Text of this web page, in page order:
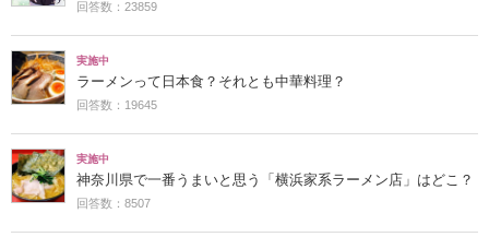
回答数：23859
実施中
ラーメンって日本食？それとも中華料理？
回答数：19645
実施中
神奈川県で一番うまいと思う「横浜家系ラーメン店」はどこ？
回答数：8507